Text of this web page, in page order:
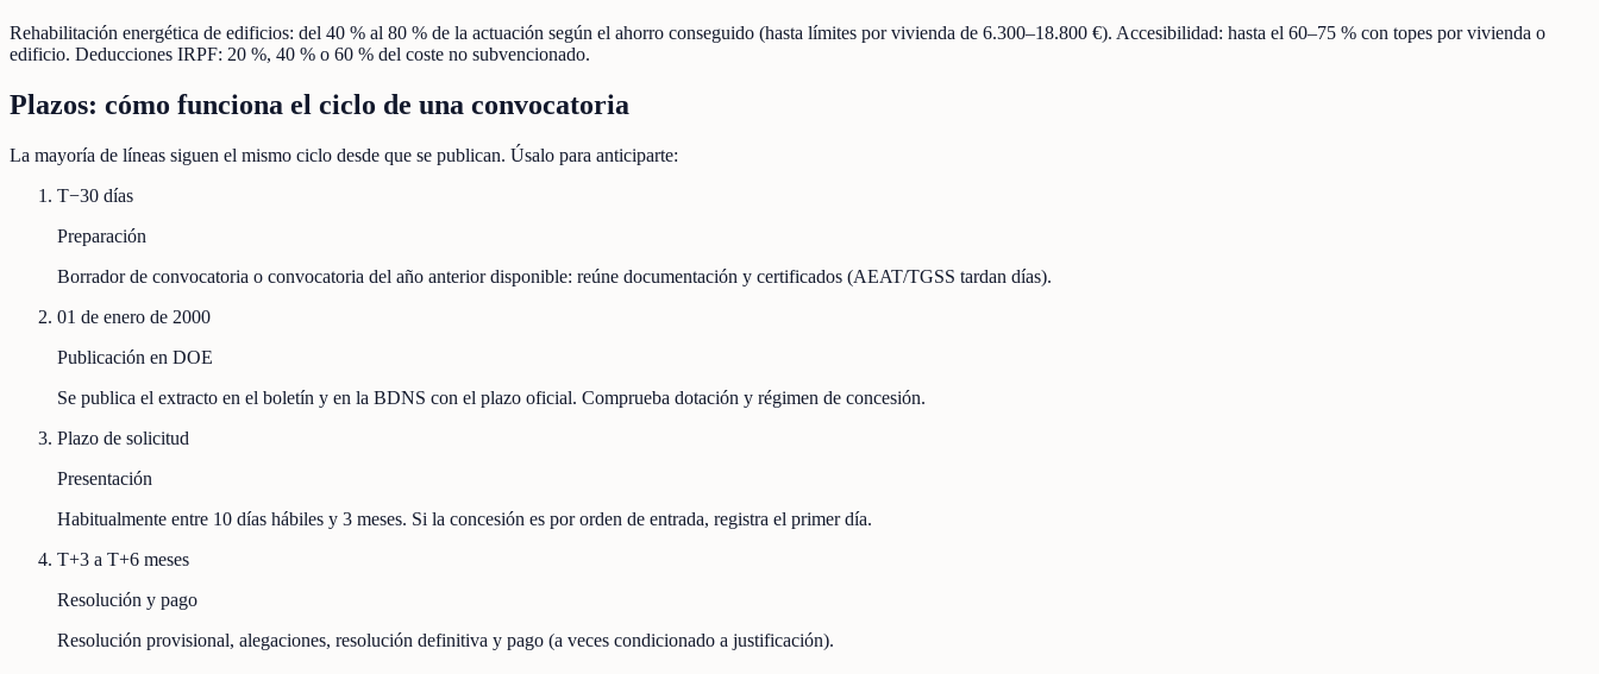
Rehabilitación energética de edificios: del 40 % al 80 % de la actuación según el ahorro conseguido (hasta límites por vivienda de 6.300–18.800 €). Accesibilidad: hasta el 60–75 % con topes por vivienda o
edificio. Deducciones IRPF: 20 %, 40 % o 60 % del coste no subvencionado.
Plazos: cómo funciona el ciclo de una convocatoria
La mayoría de líneas siguen el mismo ciclo desde que se publican. Úsalo para anticiparte:
T−30 días
Preparación
Borrador de convocatoria o convocatoria del año anterior disponible: reúne documentación y certificados (AEAT/TGSS tardan días).
01 de enero de 2000
Publicación en DOE
Se publica el extracto en el boletín y en la BDNS con el plazo oficial. Comprueba dotación y régimen de concesión.
Plazo de solicitud
Presentación
Habitualmente entre 10 días hábiles y 3 meses. Si la concesión es por orden de entrada, registra el primer día.
T+3 a T+6 meses
Resolución y pago
Resolución provisional, alegaciones, resolución definitiva y pago (a veces condicionado a justificación).